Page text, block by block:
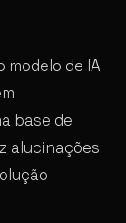
modelo de IA
base de
alucinações